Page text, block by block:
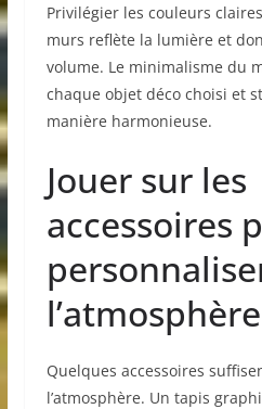
Privilégier les couleurs
murs reflète la lumière et
volume. Le minimalisme du
chaque objet déco choisi et
manière harmonieuse.
Jouer sur les
accessoires
l’atmosphère
Quelques accessoires
l’atmosphère. Un tapis